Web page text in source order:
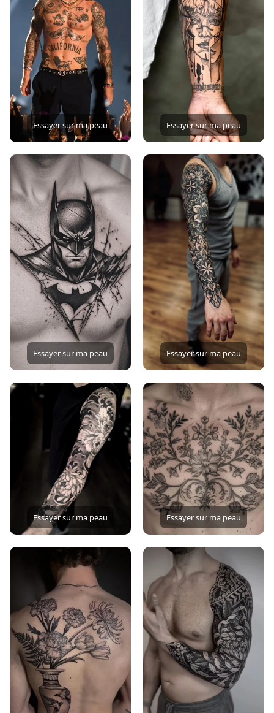
Essayer sur ma peau Essayer sur ma peau
Essayer sur ma peau Essayer sur ma peau
Essayer sur ma peau Essayer sur ma peau